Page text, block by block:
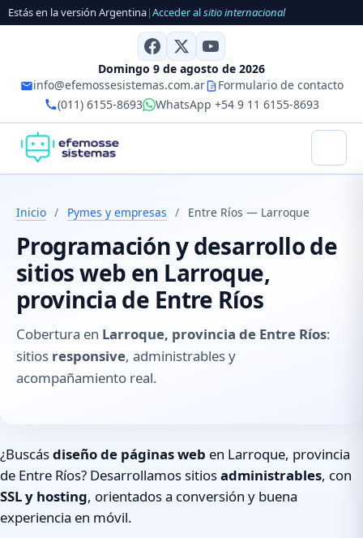
Estás en la versión Argentina|Acceder alsitio internacional
Domingo 9 de agosto de 2026
info@efemossesistemas.com.ar
Formulario de contacto
(011) 6155-8693
WhatsApp +54 9 11 6155-8693
Inicio / Pymes y empresas / Entre Ríos — Larroque
Programación y desarrollo de
sitios web en Larroque,
provincia de Entre Ríos
Cobertura en Larroque, provincia de Entre Ríos:
sitios responsive, administrables y
acompañamiento real.
¿Buscásdiseño de páginas web en Larroque, provincia
de Entre Ríos? Desarrollamos sitiosadministrables, con
SSL y hosting, orientados a conversión y buena
experiencia en móvil.